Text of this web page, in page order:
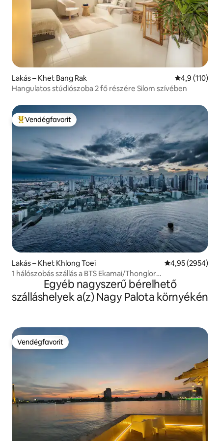
Lakás – Khet Bang Rak Átlagos
4,9 (110)
Hangulatos stúdiószoba 2 fő részére Silom szívében
Kiemelt vendégfavorit
Vendégfavorit
Lakás – Khet Khlong Toei Átlagos
4,95 (2954)
1 hálószobás szállás a BTS Ekamai/Thonglor
közelében·Végtelen medence a tetőterason
Egyéb nagyszerű bérelhető
szálláshelyek a(z) Nagy Palota környékén
Vendégfavorit
Vendégfavorit